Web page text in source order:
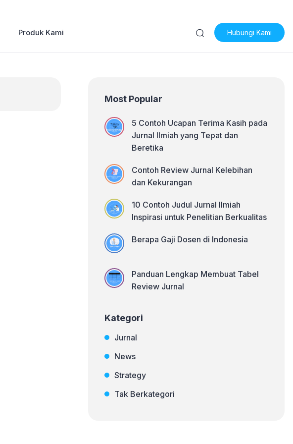
Hubungi Kami
Produk Kami
Most Popular
5 Contoh Ucapan Terima Kasih pada
Jurnal Ilmiah yang Tepat dan
Beretika
Contoh Review Jurnal Kelebihan
dan Kekurangan
10 Contoh Judul Jurnal Ilmiah
Inspirasi untuk Penelitian Berkualitas
Berapa Gaji Dosen di Indonesia
Panduan Lengkap Membuat Tabel
Review Jurnal
Kategori
Jurnal
News
Strategy
Tak Berkategori